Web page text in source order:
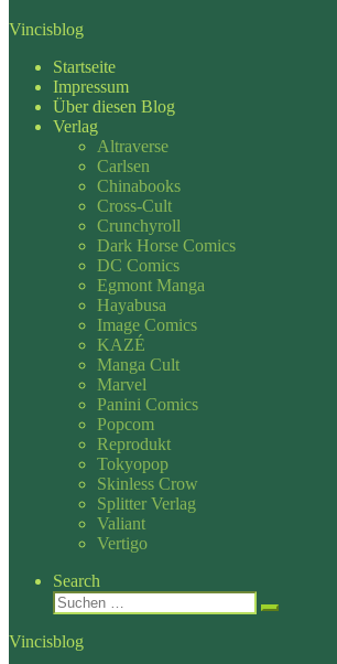
Vincisblog
Startseite
Impressum
Über diesen Blog
Verlag
Altraverse
Carlsen
Chinabooks
Cross-Cult
Crunchyroll
Dark Horse Comics
DC Comics
Egmont Manga
Hayabusa
Image Comics
KAZÉ
Manga Cult
Marvel
Panini Comics
Popcom
Reprodukt
Tokyopop
Skinless Crow
Splitter Verlag
Valiant
Vertigo
Search
Suche
Suchen …
Vincisblog